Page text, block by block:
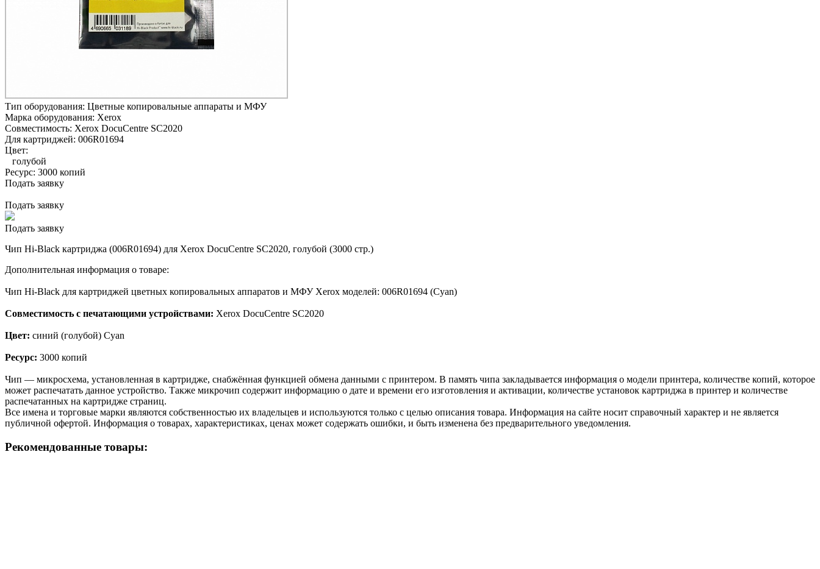
Тип оборудования: Цветные копировальные аппараты и МФУ
Марка оборудования: Xerox
Совместимость: Xerox DocuCentre SC2020
Для картриджей: 006R01694
Цвет:
голубой
Ресурс: 3000 копий
Подать заявку
Подать заявку
Подать заявку
Чип Hi-Black картриджа (006R01694) для Xerox DocuCentre SC2020, голубой (3000 стр.)
Дополнительная информация о товаре:
Чип Hi-Black для картриджей цветных копировальных аппаратов и МФУ Xerox моделей: 006R01694 (Cyan)
Совместимость с печатающими устройствами: Xerox DocuCentre SC2020
Цвет: синий (голубой) Cyan
Ресурс: 3000 копий
Чип — микросхема, установленная в картридже, снабжённая функцией обмена данными с принтером. В память чипа закладывается информация о модели принтера, количестве копий, которое
может распечатать данное устройство. Также микрочип содержит информацию о дате и времени его изготовления и активации, количестве установок картриджа в принтер и количестве
распечатанных на картридже страниц.
Все имена и торговые марки являются собственностью их владельцев и используются только с целью описания товара. Информация на сайте носит справочный характер и не является
публичной офертой. Информация о товарах, характеристиках, ценах может содержать ошибки, и быть изменена без предварительного уведомления.
Рекомендованные товары: